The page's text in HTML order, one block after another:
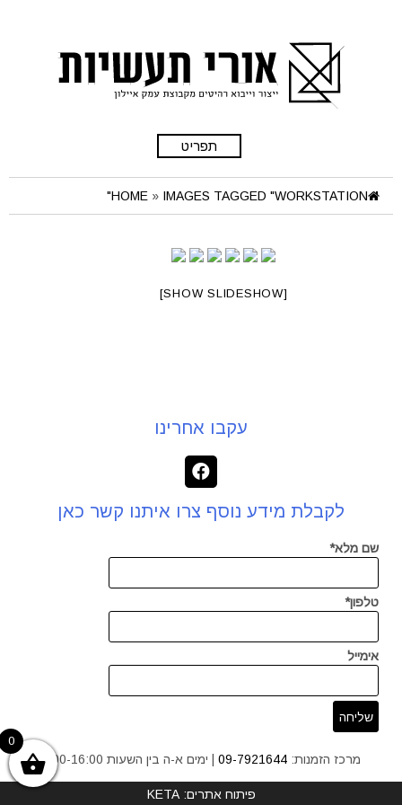
תפריט
HOME » IMAGES TAGGED "WORKSTATION"
[SHOW SLIDESHOW]
עקבו אחרינו
לקבלת מידע נוסף צרו איתנו קשר כאן
שם מלא*
טלפון*
אימייל
מרכז הזמנות: 09-7921644 | ימים א-ה בין השעות 9:00-16:00
0
פיתוח אתרים: KETA